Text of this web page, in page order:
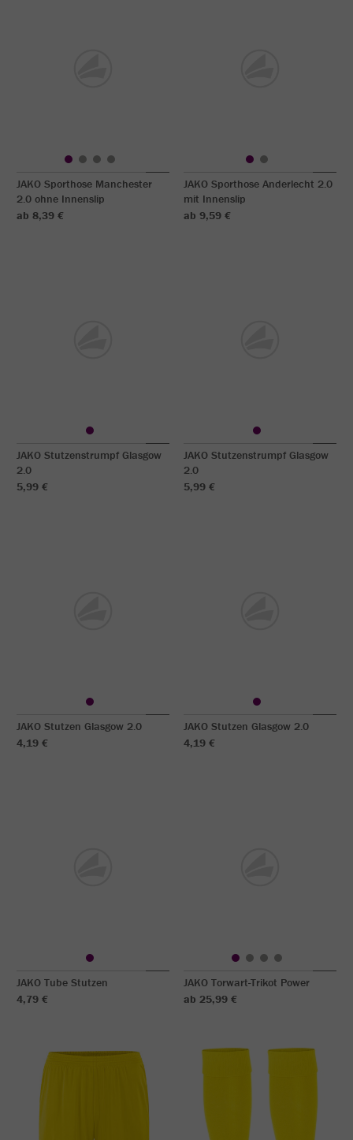
JAKO Sporthose Manchester
2.0 ohne Innenslip
ab 8,39 €
JAKO Sporthose Anderlecht 2.0
mit Innenslip
ab 9,59 €
JAKO Stutzenstrumpf Glasgow
2.0
5,99 €
JAKO Stutzenstrumpf Glasgow
2.0
5,99 €
JAKO Stutzen Glasgow 2.0
4,19 €
JAKO Stutzen Glasgow 2.0
4,19 €
JAKO Tube Stutzen
4,79 €
JAKO Torwart-Trikot Power
ab 25,99 €